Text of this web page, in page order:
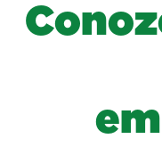
Conoz
em